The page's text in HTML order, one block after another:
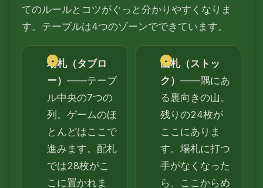
てのルールとコツがぐっと分かりやすくなりま
す。テーブルは4つのゾーンでできています。
場札（タブロ
ー）——テーブ
ル中央の7つの
列。ゲームのほ
とんどはここで
進みます。配札
では28枚がこ
こに置かれま
山札（ストッ
ク）——隅にあ
る裏向きの山。
残りの24枚が
ここにありま
す。場札に打つ
手がなくなった
ら、ここからめ